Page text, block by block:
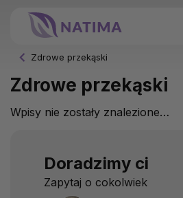
Zdrowe przekąski
Zdrowe przekąski
Wpisy nie zostały znalezione…
Doradzimy ci
Zapytaj o cokolwiek